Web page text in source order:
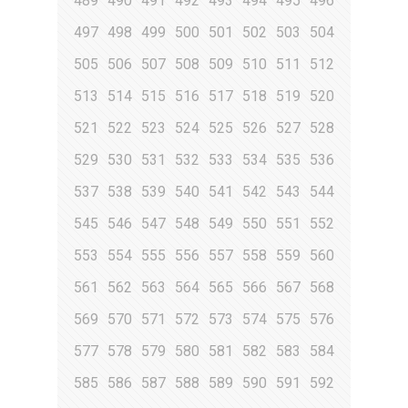
497 498 499 500 501 502 503
504
505
506 507 508 509 510 511
512
513
514 515 516 517 518 519
520
521
522 523 524 525 526 527 528
529
530 531 532 533 534 535
536
537 538 539 540 541 542 543
544
545
546 547 548 549 550 551
552
553
554 555 556 557 558 559
560
561
562 563 564 565 566 567 568
569
570 571 572 573 574 575
576
577 578 579 580 581 582 583
584
585
586 587 588 589 590 591
592